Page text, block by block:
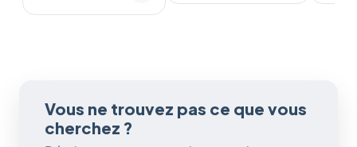
Vous ne trouvez pas ce que vous
cherchez ?